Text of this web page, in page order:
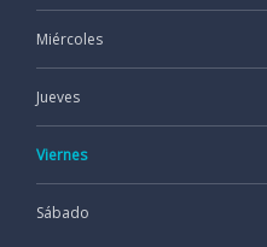
Miércoles
Jueves
Viernes
Sábado